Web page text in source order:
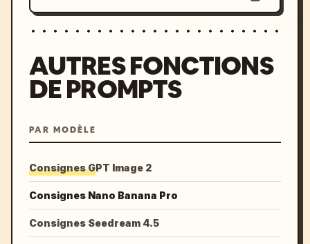
AUTRES FONCTIONS
DE PROMPTS
PAR MODÈLE
Consignes GPT Image 2
Consignes Nano Banana Pro
Consignes Seedream 4.5